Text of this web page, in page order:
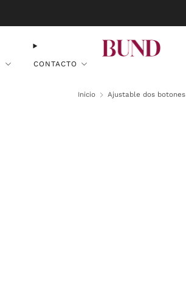
CONTACTO
Inicio Ajustable dos botones